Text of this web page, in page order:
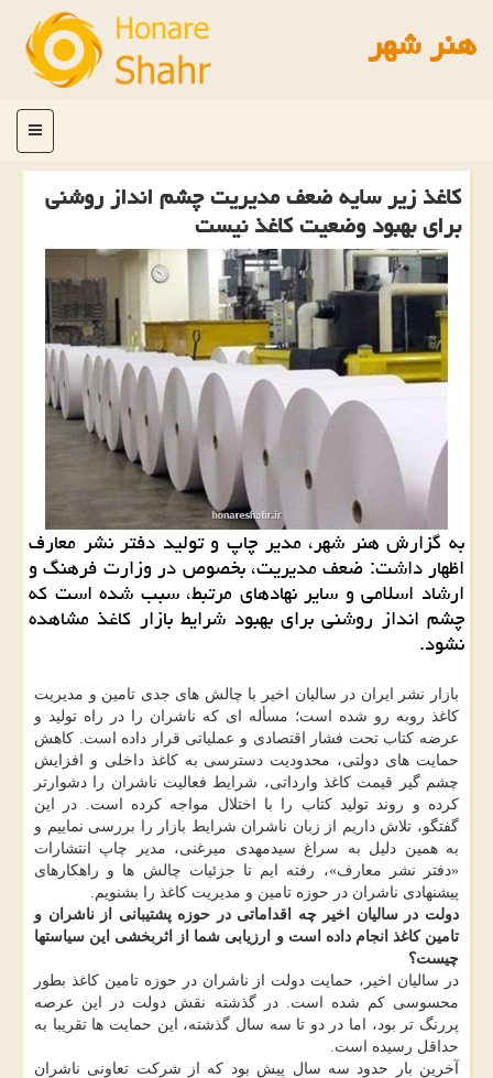
هنر شهر
منو
کاغذ زیر سایه ضعف مدیریت چشم انداز روشنی
برای بهبود وضعیت کاغذ نیست
به گزارش هنر شهر، مدیر چاپ و تولید دفتر نشر معارف
اظهار داشت: ضعف مدیریت، بخصوص در وزارت فرهنگ و
ارشاد اسلامی و سایر نهادهای مرتبط، سبب شده است که
چشم انداز روشنی برای بهبود شرایط بازار کاغذ مشاهده
نشود.
بازار نشر ایران در سالیان اخیر با چالش های جدی تامین و مدیریت
کاغذ روبه رو شده است؛ مسأله ای که ناشران را در راه تولید و
عرضه کتاب تحت فشار اقتصادی و عملیاتی قرار داده است. کاهش
حمایت های دولتی، محدودیت دسترسی به کاغذ داخلی و افزایش
چشم گیر قیمت کاغذ وارداتی، شرایط فعالیت ناشران را دشوارتر
کرده و روند تولید کتاب را با اختلال مواجه کرده است. در این
گفتگو، تلاش داریم از زبان ناشران شرایط بازار را بررسی نماییم و
به همین دلیل به سراغ سیدمهدی میرغنی، مدیر چاپ انتشارات
«دفتر نشر معارف»، رفته ایم تا جزئیات چالش ها و راهکارهای
پیشنهادی ناشران در حوزه تامین و مدیریت کاغذ را بشنویم.
دولت در سالیان اخیر چه اقداماتی در حوزه پشتیبانی از ناشران و
تامین کاغذ انجام داده است و ارزیابی شما از اثربخشی این سیاستها
چیست؟
در سالیان اخیر، حمایت دولت از ناشران در حوزه تامین کاغذ بطور
محسوسی کم شده است. در گذشته نقش دولت در این عرصه
پررنگ تر بود، اما در دو تا سه سال گذشته، این حمایت ها تقریبا به
حداقل رسیده است.
آخرین بار حدود سه سال پیش بود که از شرکت تعاونی ناشران